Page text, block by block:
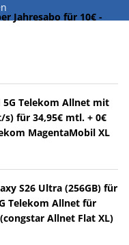
Jahresabo für 10€ -
Telekom Allnet mit
s) für 34,95€ mtl. + 0€
MagentaMobil XL
S26 Ultra (256GB) für
Telekom Allnet für
Allnet Flat XL)